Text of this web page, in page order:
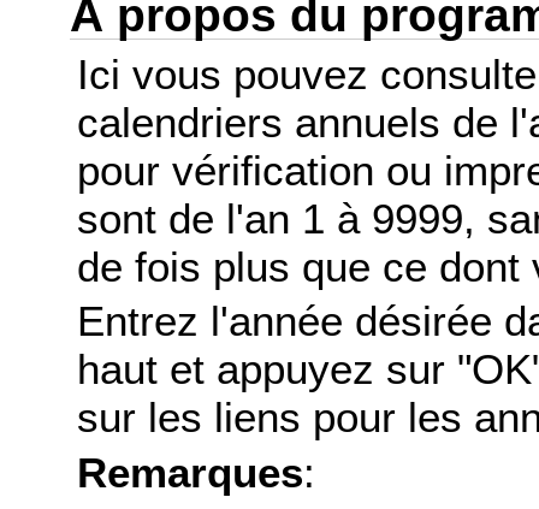
À propos du
Ici vous pouvez
calendriers annuels de
pour vérification ou
sont de l'an 1 à 9999,
de fois plus que ce dont
Entrez l'année désirée
haut et appuyez sur
sur les liens pour les
Remarques: